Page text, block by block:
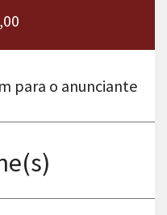
para o anunciante